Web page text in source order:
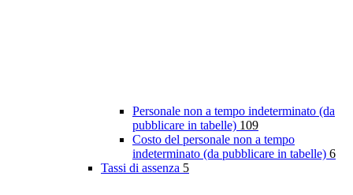
Personale non a tempo indeterminato (da
pubblicare in tabelle) 109
Costo del personale non a tempo
indeterminato (da pubblicare in tabelle) 6
Tassi di assenza 5